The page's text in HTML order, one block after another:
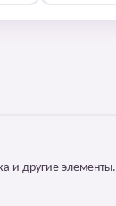
и другие элементы.